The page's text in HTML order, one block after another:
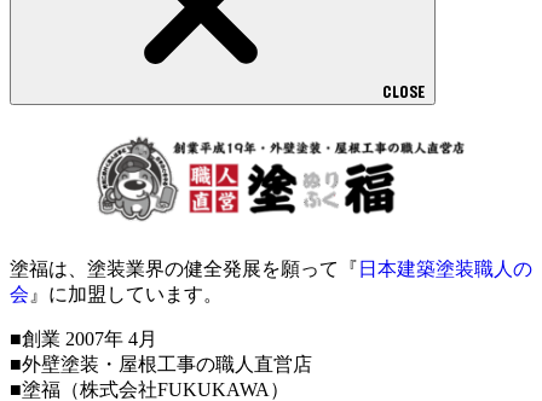
CLOSE
塗福は、塗装業界の健全発展を願って『 日本建築塗装職人の
会 』に加盟しています。
■創業 2007年 4月
■外壁塗装・屋根工事の職人直営店
■塗福（株式会社FUKUKAWA）